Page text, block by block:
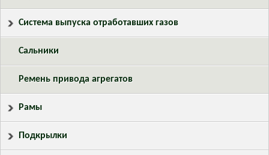
Система выпуска отработавших газов
Сальники
Ремень привода агрегатов
Рамы
Подкрылки